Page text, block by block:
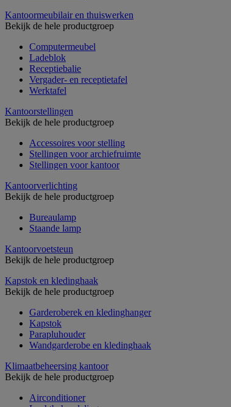
Kantoormeubilair en thuiswerken
Bekijk de hele productgroep
Computermeubel
Ladeblok
Receptiebalie
Vergader- en receptietafel
Werktafel
Kantoorstellingen
Bekijk de hele productgroep
Accessoires voor stelling
Stellingen voor archiefruimte
Stellingen voor kantoor
Kantoorverlichting
Bekijk de hele productgroep
Bureaulamp
Staande lamp
Kantoorvoetsteun
Bekijk de hele productgroep
Kapstok en kledinghaak
Bekijk de hele productgroep
Garderoberek en kledinghanger
Kapstok
Parapluhouder
Wandgarderobe en kledinghaak
Klimaatbeheersing kantoor
Bekijk de hele productgroep
Airconditioner